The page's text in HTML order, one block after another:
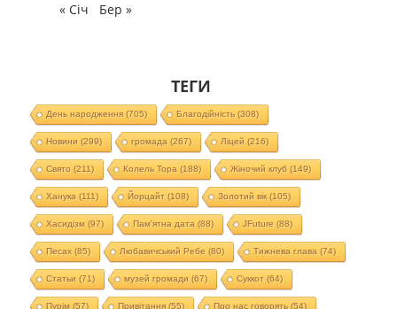
« Січ
Бер »
ТЕГИ
День народження(705) Благодійність(308)
Новини (299) громада (267) Ліцей (216)
Свято (211) Колель Тора (188) Жіночий клуб (149)
Ханука (111) Йорцайт (108) Золотий вік(105)
Хасидізм (97) Пам'ятна дата (88) JFuture (88)
Песах(85) Любавичський Ребе (80) Тижнева глава (74)
Статьи (71) музей громади (67) Суккот (64)
Пурім (57) Привітання(55) Про нас говорять(54)